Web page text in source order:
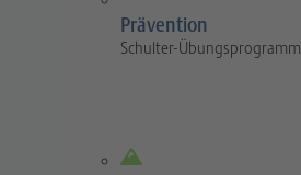
Prävention
Schulter-Übungsprogramm